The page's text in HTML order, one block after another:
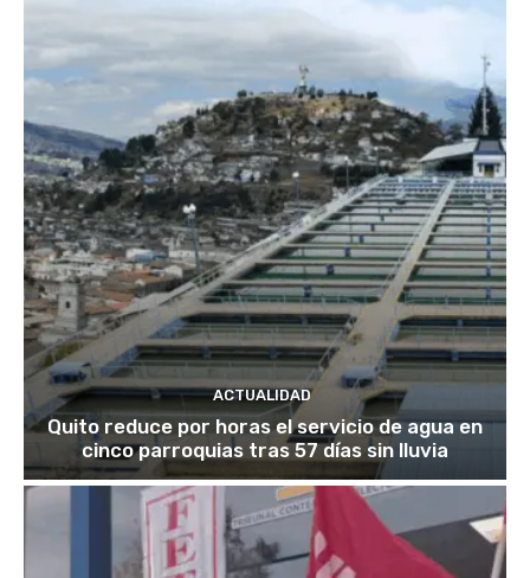
ACTUALIDAD
Quito reduce por horas el servicio de agua en
cinco parroquias tras 57 días sin lluvia